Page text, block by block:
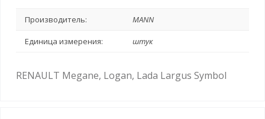
Производитель: MANN
Единица измерения: штук
RENAULT Megane, Logan, Lada Largus Symbol